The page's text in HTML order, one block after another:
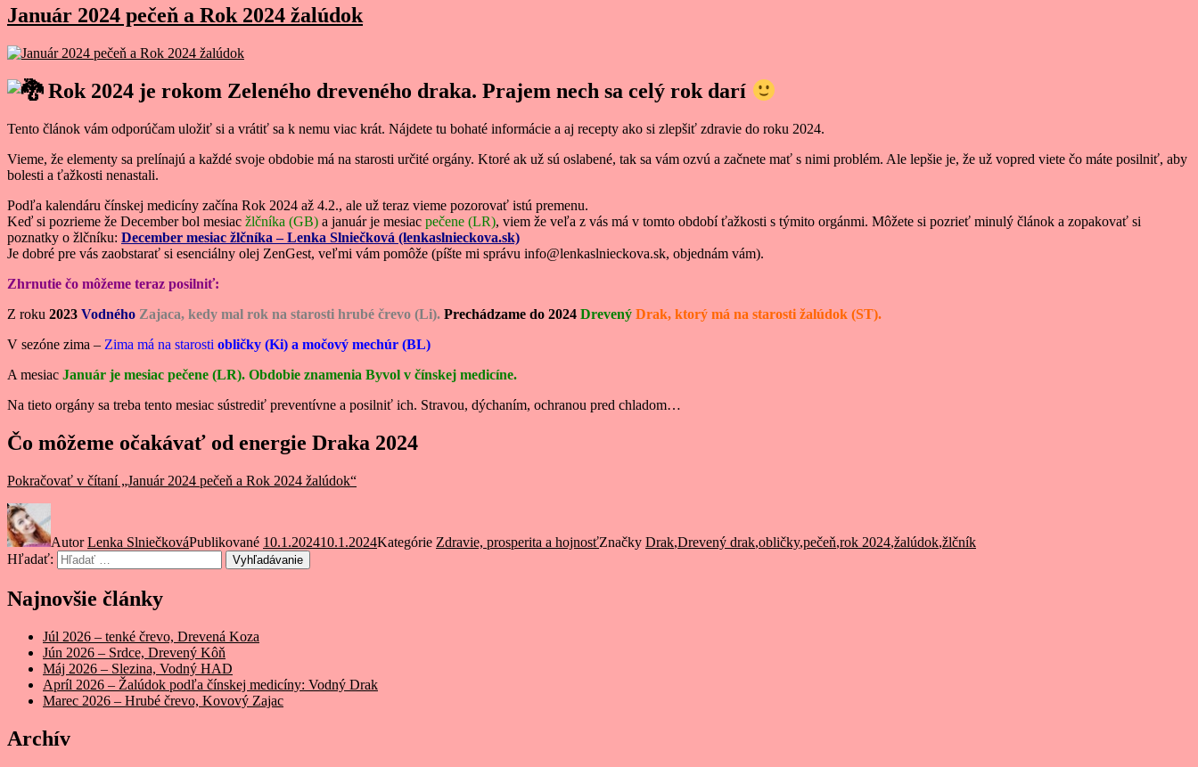
Január 2024 pečeň a Rok 2024 žalúdok
Rok 2024 je rokom Zeleného dreveného draka. Prajem nech sa celý rok darí
Tento článok vám odporúčam uložiť si a vrátiť sa k nemu viac krát. Nájdete tu bohaté informácie a aj recepty ako si zlepšiť zdravie do roku 2024.
Vieme, že elementy sa prelínajú a každé svoje obdobie má na starosti určité orgány. Ktoré ak už sú oslabené, tak sa vám ozvú a začnete mať s nimi problém. Ale lepšie je, že už vopred viete čo máte posilniť, aby
bolesti a ťažkosti nenastali.
Podľa kalendáru čínskej medicíny začína Rok 2024 až 4.2., ale už teraz vieme pozorovať istú premenu.
Keď si pozrieme že December bol mesiac žlčníka (GB) a január je mesiac pečene (LR), viem že veľa z vás má v tomto období ťažkosti s týmito orgánmi. Môžete si pozrieť minulý článok a zopakovať si
poznatky o žlčníku: December mesiac žlčníka – Lenka Slniečková (lenkaslnieckova.sk)
Je dobré pre vás zaobstarať si esenciálny olej ZenGest, veľmi vám pomôže (píšte mi správu info@lenkaslnieckova.sk, objednám vám).
Zhrnutie čo môžeme teraz posilniť:
Z roku 2023 Vodného Zajaca, kedy mal rok na starosti hrubé črevo (Li). Prechádzame do 2024 Drevený Drak, ktorý má na starosti žalúdok (ST).
V sezóne zima – Zima má na starosti obličky (Ki) a močový mechúr (BL)
A mesiac Január je mesiac pečene (LR). Obdobie znamenia Byvol v čínskej medicíne.
Na tieto orgány sa treba tento mesiac sústrediť preventívne a posilniť ich. Stravou, dýchaním, ochranou pred chladom…
Čo môžeme očakávať od energie Draka 2024
Pokračovať v čítaní„Január 2024 pečeň a Rok 2024 žalúdok“
AutorLenka SlniečkováPublikované 10.1.202410.1.2024Kategórie Zdravie, prosperita a hojnosťZnačky Drak,Drevený drak,obličky,pečeň,rok 2024,žalúdok,žlčník
Hľadať:
Vyhľadávanie
Najnovšie články
Júl 2026 – tenké črevo, Drevená Koza
Jún 2026 – Srdce, Drevený Kôň
Máj 2026 – Slezina, Vodný HAD
Apríl 2026 – Žalúdok podľa čínskej medicíny: Vodný Drak
Marec 2026 – Hrubé črevo, Kovový Zajac
Archív